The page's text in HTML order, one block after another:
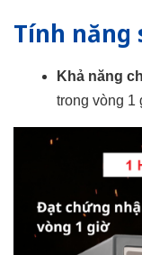
Tính năng
Khả năng
trong vòng 1